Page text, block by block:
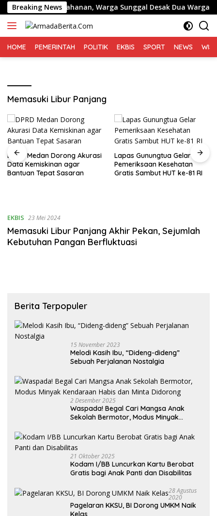
Langsung
ke
konten
Breaking News
Penahanan, Warga Sunggal Desak Dua Warga
HOME PEMERINTAH POLITIK EKBIS SPORT NEWS
Memasuki Libur Panjang
DPRD Medan Dorong Akurasi
Data Kemiskinan agar
Bantuan Tepat Sasaran
Lapas Gunungtua Gelar
Pemeriksaan Kesehatan
Gratis Sambut HUT ke-81 RI
EKBIS 23 Mei 2024
Memasuki Libur Panjang Akhir Pekan, Sejumlah
Kebutuhan Pangan Berfluktuasi
Berita Terpopuler
15 November 2023
Melodi Kasih Ibu, “Dideng-dideng”
Sebuah Perjalanan Nostalgia
2 Desember 2025
Waspada! Begal Cari Mangsa Anak
Sekolah Bermotor, Modus Minyak
21 Oktober 2025
Kodam I/BB Luncurkan Kartu Berobat
Gratis bagi Anak Panti dan Disabilitas
28 Agustus
2020
Pagelaran KKSU, BI Dorong UMKM Naik
Kelas